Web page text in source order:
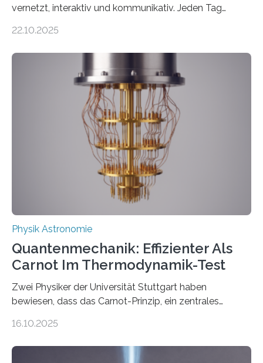
vernetzt, interaktiv und kommunikativ. Jeden Tag
oft von Autor*innen, die eng zusammenarbeiten. Neue
werden schnell weiterentwickelt. Dies ist der Alltag in
der Forschung der Quantentheorie, die dieses Jahr 100
Jahre alt geworden ist, weshalb die UNESCO 2025 zum
Internationalen Jahr der Quantenwissenschaft und -
technologie ausgerufen hat. Doch nun hat eine
internationale Forschungsgruppe um den
22.10.2025
Physik Astronomie
Quantenmechanik: Effizienter Als
Carnot Im Thermodynamik-Test
Zwei Physiker der Universität Stuttgart haben
bewiesen, dass das Carnot-Prinzip, ein zentrales
Größenordnung von Atomen gilt, deren physikalische
16.10.2025